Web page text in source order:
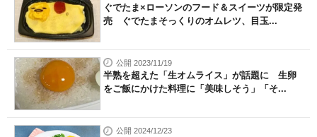
ぐでたま×ローソンのフード＆スイーツが限定発
売 ぐでたまそっくりのオムレツ、目玉...
公開 2023/11/19
半熟を超えた「生オムライス」が話題に 生卵
をご飯にかけた料理に「美味しそう」「そ...
公開 2024/12/23